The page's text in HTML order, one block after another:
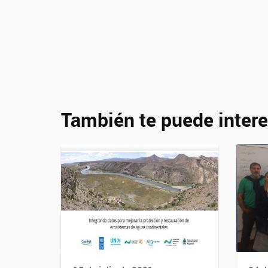
También te puede